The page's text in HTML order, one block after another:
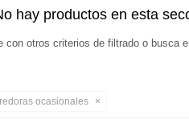
hay productos en esta
con otros criterios de filtrado o busca
ocasionales